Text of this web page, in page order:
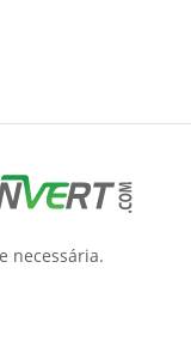
necessária.